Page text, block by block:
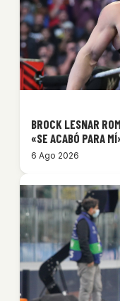
BROCK LESNAR
«SE ACABÓ PARA
6 Ago 2026